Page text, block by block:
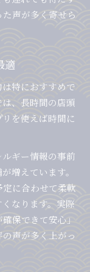
声が多く寄せら
適
特におすすめで
、長時間の店頭
を使えば時間に
ギー情報の事前
増えています。
に合わせて柔軟
なります。実際
保できて安心」
声が多く上がっ